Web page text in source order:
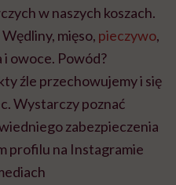
w naszych koszach.
mięso, pieczywo,
i owoce. Powód?
źle przechowujemy i się
Wystarczy poznać
zabezpieczenia
profilu na Instagramie